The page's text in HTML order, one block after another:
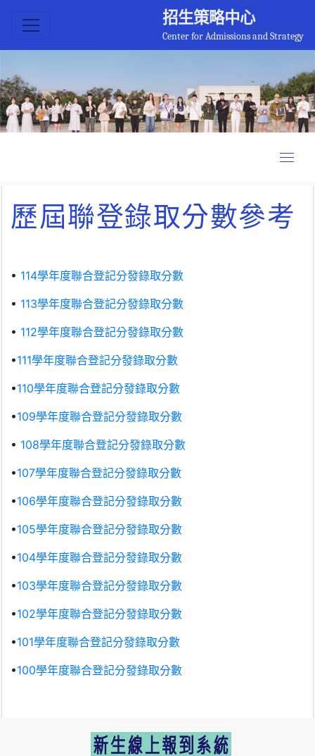
招生策略中心
Center for Admissions and Strategy
歷屆聯登錄取分數參考
• 114學年度聯合登記分發錄取分數
• 113學年度聯合登記分發錄取分數
• 112學年度聯合登記分發錄取分數
•111學年度聯合登記分發錄取分數
•110學年度聯合登記分發錄取分數
•109學年度聯合登記分發錄取分數
• 108學年度聯合登記分發錄取分數
•107學年度聯合登記分發錄取分數
•106學年度聯合登記分發錄取分數
•105學年度聯合登記分發錄取分數
•104學年度聯合登記分發錄取分數
•103學年度聯合登記分發錄取分數
•102學年度聯合登記分發錄取分數
•101學年度聯合登記分發錄取分數
•100學年度聯合登記分發錄取分數